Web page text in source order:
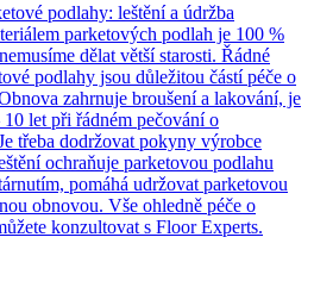
podlahy: leštění a údržba
parketových podlah je 100 %
dělat větší starosti. Řádné
podlahy jsou důležitou částí péče o
zahrnuje broušení a lakování, je
let při řádném pečování o
třeba dodržovat pokyny výrobce
ochraňuje parketovou podlahu
pomáhá udržovat parketovou
obnovou. Vše ohledně péče o
konzultovat s Floor Experts.